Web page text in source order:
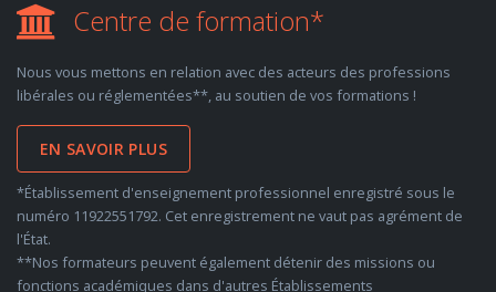
Centre de formation*
Nous vous mettons en relation avec des acteurs des professions
libérales ou réglementées**, au soutien de vos formations !
EN SAVOIR PLUS
*Établissement d'enseignement professionnel enregistré sous le
numéro 11922551792. Cet enregistrement ne vaut pas agrément de
l'État.
**Nos formateurs peuvent également détenir des missions ou
fonctions académiques dans d'autres Établissements